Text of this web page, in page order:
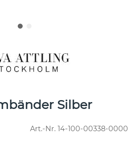
Silber
Art.-Nr. 14-100-00338-0000